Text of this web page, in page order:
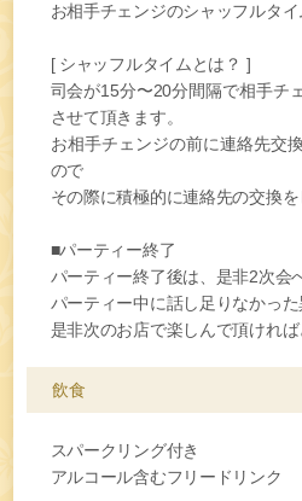
お相手チェンジのシャッフルタイ
[ シャッフルタイムとは？ ]
司会が15分〜20分間隔で相手チ
させて頂きます。
お相手チェンジの前に連絡先交
ので
その際に積極的に連絡先の交換を
■パーティー終了
パーティー終了後は、是非2次会
パーティー中に話し足りなかった
是非次のお店で楽しんで頂ければ
飲食
スパークリング付き
アルコール含むフリードリンク